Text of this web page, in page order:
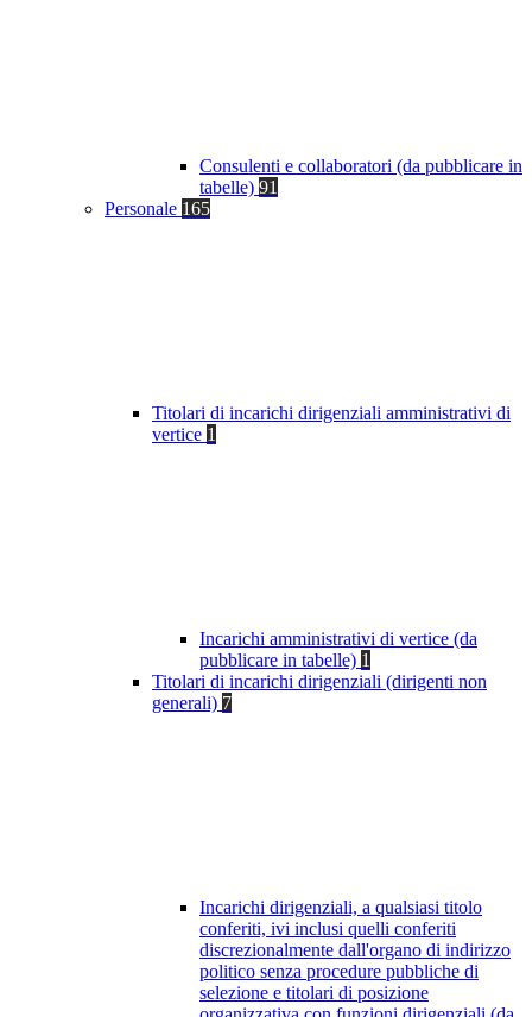
Consulenti e collaboratori (da pubblicare in
tabelle) 91
Personale 165
Titolari di incarichi dirigenziali amministrativi di
vertice 1
Incarichi amministrativi di vertice (da
pubblicare in tabelle) 1
Titolari di incarichi dirigenziali (dirigenti non
generali) 7
Incarichi dirigenziali, a qualsiasi titolo
conferiti, ivi inclusi quelli conferiti
discrezionalmente dall'organo di indirizzo
politico senza procedure pubbliche di
selezione e titolari di posizione